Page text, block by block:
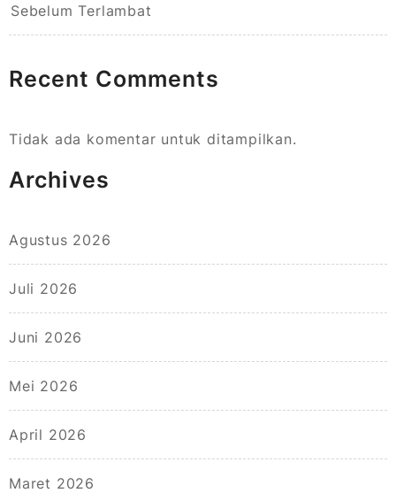
Sebelum Terlambat
Recent Comments
Tidak ada komentar untuk ditampilkan.
Archives
Agustus 2026
Juli 2026
Juni 2026
Mei 2026
April 2026
Maret 2026